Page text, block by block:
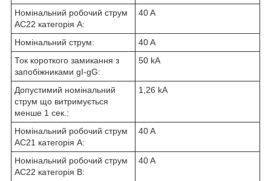
Номінальний робочий струм
АС22 категорія А:
40 A
Номінальний струм:
40 A
Ток короткого замикання з
запобіжниками gI-gG:
50 kA
Допустимий номінальний
струм що витримується
менше 1 сек.:
1,26 kA
Номінальний робочий струм
АС21 категорія А:
40 A
Номінальний робочий струм
АС22 категорія В:
40 A